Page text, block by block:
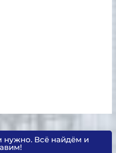
нужно. Всё найдём и